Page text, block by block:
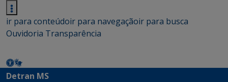
ir para conteúdoir para navegaçãoir para busca
Ouvidoria Transparência
Detran MS